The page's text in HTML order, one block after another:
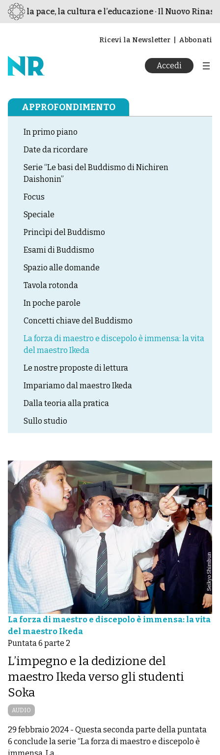
la pace, la cultura e l’educazione · Il Nuovo
Ricevi la Newsletter Abbonati
Accedi
APPROFONDIMENTO
In primo piano
Date da ricordare
Serie “Le basi del Buddismo di Nichiren
Daishonin”
Focus
Speciale
Princìpi del Buddismo
Esami di Buddismo
Spazio alle domande
Tavola rotonda
In poche parole
Concetti chiave del Buddismo
La forza di maestro e discepolo è immensa: la vita
del maestro Ikeda
Le nostre proposte di lettura
Impariamo dal maestro Ikeda
Dalla teoria alla pratica
Sullo studio
La forza di maestro e discepolo è immensa: la vita
del maestro Ikeda
Puntata 6 parte 2
L’impegno e la dedizione del
maestro Ikeda verso gli studenti
Soka
AUDIO
29 febbraio 2024 - Questa seconda parte della puntata
6 conclude la serie “La forza di maestro e discepolo è